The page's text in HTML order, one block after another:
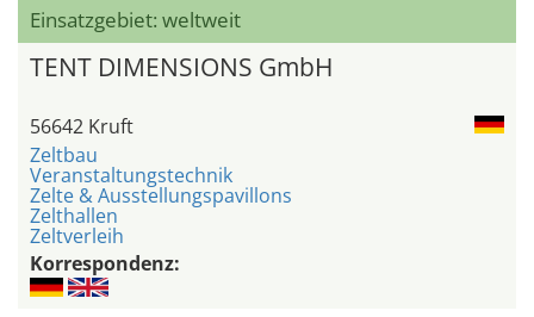
Einsatzgebiet: weltweit
TENT DIMENSIONS GmbH
56642 Kruft
Zeltbau
Veranstaltungstechnik
Zelte & Ausstellungspavillons
Zelthallen
Zeltverleih
Korrespondenz: